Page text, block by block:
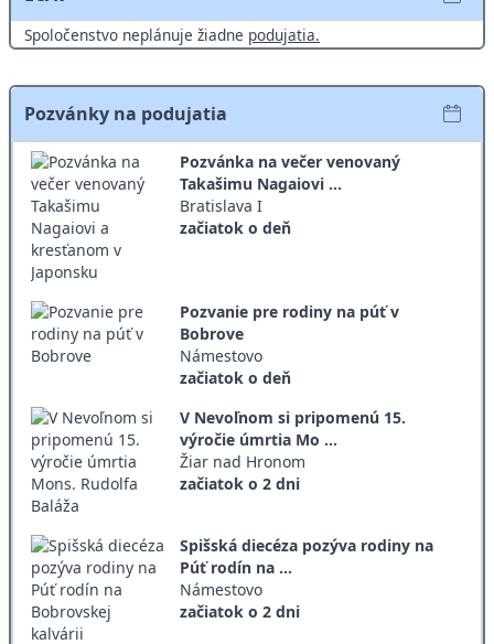
Spoločenstvo neplánuje žiadne podujatia.
Pozvánky na podujatia
Pozvánka na večer venovaný
Takašimu Nagaiovi ...
Bratislava I
začiatok o deň
Pozvanie pre rodiny na púť v
Bobrove
Námestovo
začiatok o deň
V Nevoľnom si pripomenú 15.
výročie úmrtia Mo ...
Žiar nad Hronom
začiatok o 2 dni
Spišská diecéza pozýva rodiny na
Púť rodín na ...
Námestovo
začiatok o 2 dni